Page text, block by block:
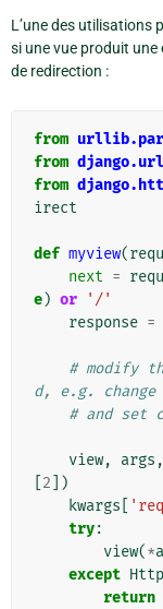
L’une des utilisations
si une vue produit une
de redirection :
from
from
from
irect
def myview(
next =
e) or
'/'
response =
# modify
d, e.g.
# and set
view, args ,
2 ])
kwargs
try:
view(*
except
return